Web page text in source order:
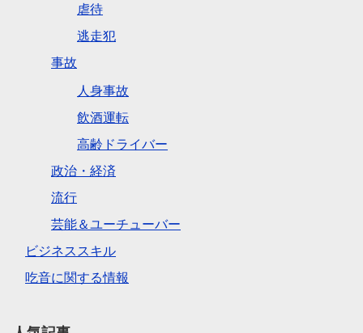
虐待
逃走犯
事故
人身事故
飲酒運転
高齢ドライバー
政治・経済
流行
芸能＆ユーチューバー
ビジネススキル
吃音に関する情報